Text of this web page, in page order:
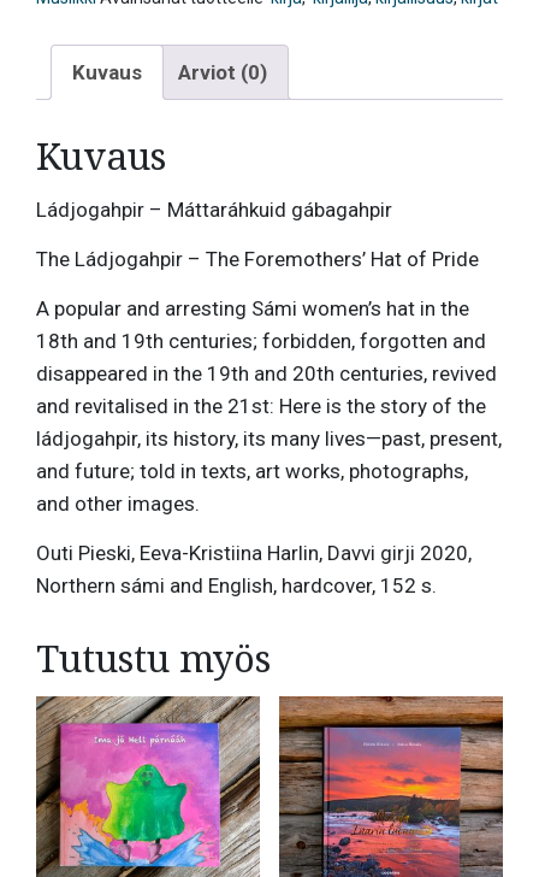
Kuvaus Arviot (0)
Kuvaus
Ládjogahpir – Máttaráhkuid gábagahpir
The Ládjogahpir – The Foremothers’ Hat of Pride
A popular and arresting Sámi women’s hat in the
18th and 19th centuries; forbidden, forgotten and
disappeared in the 19th and 20th centuries, revived
and revitalised in the 21st: Here is the story of the
ládjogahpir, its history, its many lives—past, present,
and future; told in texts, art works, photographs,
and other images.
Outi Pieski, Eeva-Kristiina Harlin, Davvi girji 2020,
Northern sámi and English, hardcover, 152 s.
Tutustu myös